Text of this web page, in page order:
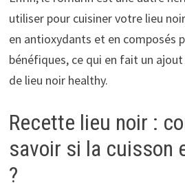
utiliser pour cuisiner votre lieu
en antioxydants et en composés
bénéfiques, ce qui en fait un
de lieu noir healthy.
Recette lieu noir :
savoir si la cuisson
?